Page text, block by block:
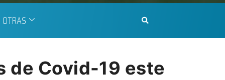
OTRAS
de Covid-19 este